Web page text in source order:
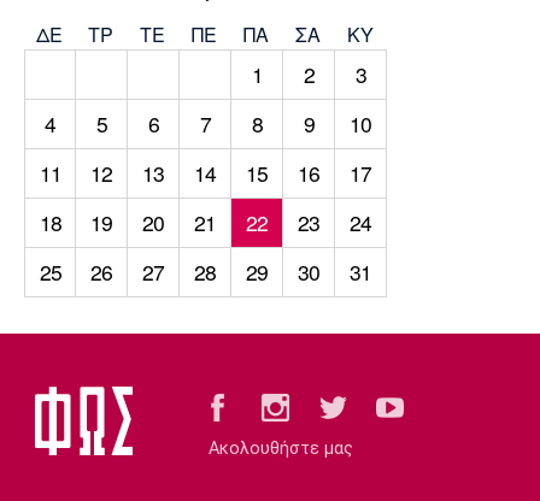
ΔΕ ΤΡ TΕ ΠΕ ΠΑ ΣΑ ΚΥ
1 2
3
4
5 6 7 8 9
10
11
12 13 14 15 16
17
18
19 20 21 22 23
24
25
26 27 28 29 30 31
Ακολουθήστε μας